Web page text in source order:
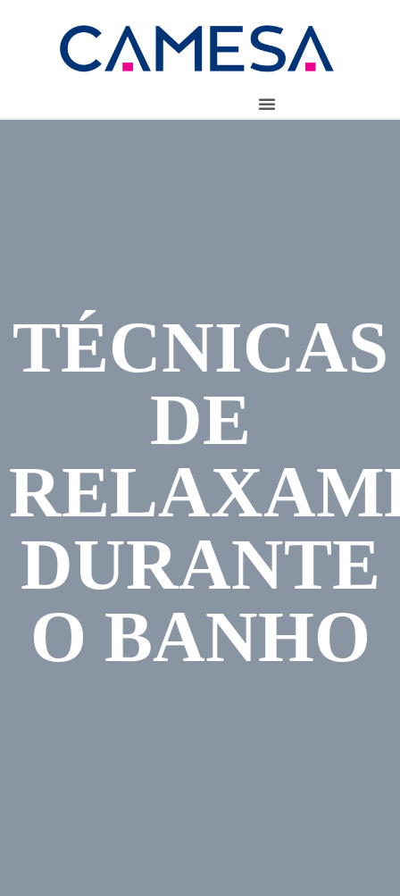
TÉCNICAS
DE
DURANTE
O BANHO